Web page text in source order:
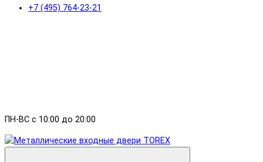
+7 (495) 764-23-21
ПН-ВС с 10:00 до 20:00